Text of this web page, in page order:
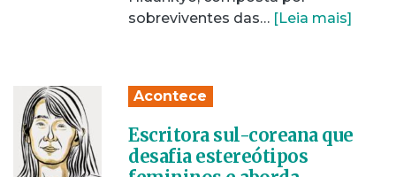
sobreviventes das… [Leia mais]
Acontece
Escritora sul-coreana que
desafia estereótipos